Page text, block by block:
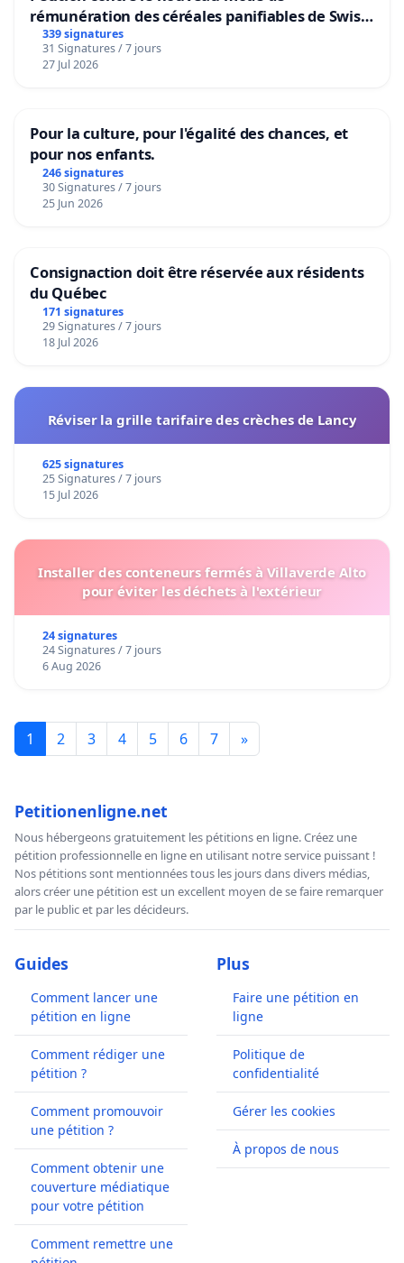
rémunération des céréales panifiables de Swiss
granum basé sur la teneur en protéines
339 signatures
31 Signatures / 7 jours
27 Jul 2026
Pour la culture, pour l'égalité des chances, et
pour nos enfants.
246 signatures
30 Signatures / 7 jours
25 Jun 2026
Consignaction doit être réservée aux résidents
du Québec
171 signatures
29 Signatures / 7 jours
18 Jul 2026
Réviser la grille tarifaire des crèches de Lancy
625 signatures
25 Signatures / 7 jours
15 Jul 2026
Installer des conteneurs fermés à Villaverde Alto
pour éviter les déchets à l'extérieur
24 signatures
24 Signatures / 7 jours
6 Aug 2026
1 2 3 4 5 6 7 »
Petitionenligne.net
Nous hébergeons gratuitement les pétitions en ligne. Créez une
pétition professionnelle en ligne en utilisant notre service puissant !
Nos pétitions sont mentionnées tous les jours dans divers médias,
alors créer une pétition est un excellent moyen de se faire remarquer
par le public et par les décideurs.
Guides
Comment lancer une
pétition en ligne
Comment rédiger une
pétition ?
Comment promouvoir
une pétition ?
Comment obtenir une
couverture médiatique
pour votre pétition
Comment remettre une
Plus
Faire une pétition en
ligne
Politique de
confidentialité
Gérer les cookies
À propos de nous